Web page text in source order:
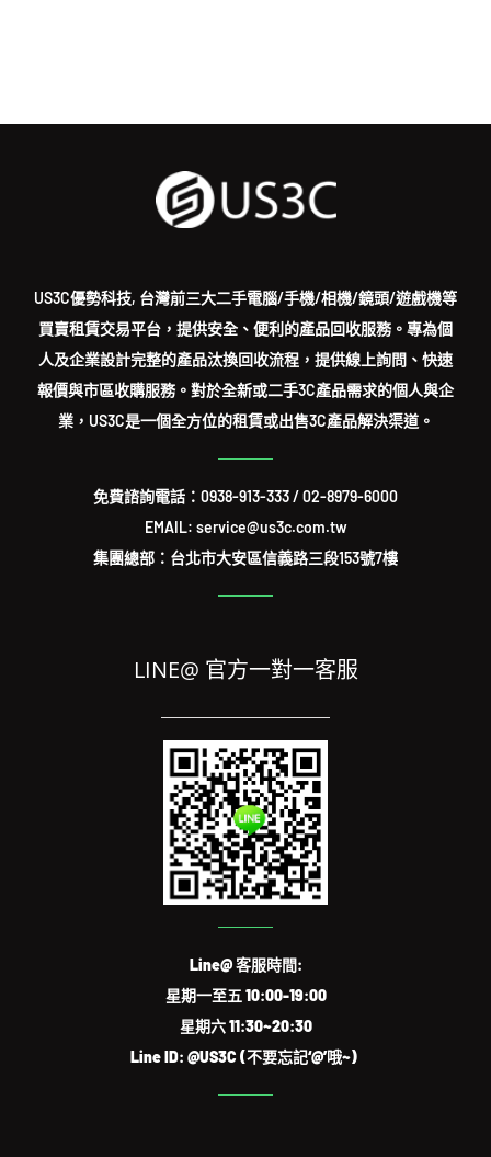
US3C優勢科技, 台灣前三大二手電腦/手機/相機/鏡頭/遊戲機等
買賣租賃交易平台，提供安全、便利的產品回收服務。專為個
人及企業設計完整的產品汰換回收流程，提供線上詢問、快速
報價與市區收購服務。對於全新或二手3C產品需求的個人與企
業，US3C是一個全方位的租賃或出售3C產品解決渠道。
免費諮詢電話： 0938-913-333/02-8979-6000
EMAIL: service@us3c.com.tw
集團總部：台北市大安區信義路三段153號7樓
LINE@ 官方一對一客服
Line@ 客服時間:
星期一至五 10:00-19:00
星期六 11:30~20:30
Line ID: @US3C (不要忘記‘@’哦~)